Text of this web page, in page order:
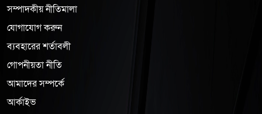
সম্পাদকীয় নীতিমালা
যোগাযোগ করুন
ব্যবহারের শর্তাবলী
গোপনীয়তা নীতি
আমাদের সম্পর্কে
আর্কাইভ